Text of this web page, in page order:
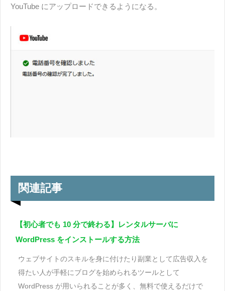
YouTube にアップロードできるようになる。
関連記事
【初心者でも 10 分で終わる】レンタルサーバに
WordPress をインストールする方法
ウェブサイトのスキルを身に付けたり副業として広告収入を
得たい人が手軽にブログを始められるツールとして
WordPress が用いられることが多く、無料で使えるだけで